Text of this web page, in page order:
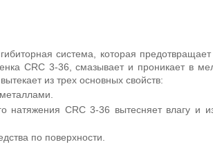
система, которая
CRC 3-36, смазывает и проникает в
из трех основных свойств:
CRC 3-36 вытесняет влагу и
по поверхности.